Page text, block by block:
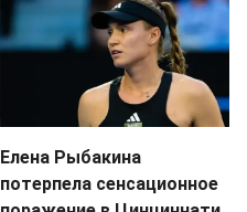
Елена Рыбакина
потерпела сенсационное